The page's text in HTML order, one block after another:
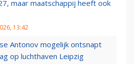
maar maatschappij heeft ook
13:42
Antonov mogelijk ontsnapt
op luchthaven Leipzig